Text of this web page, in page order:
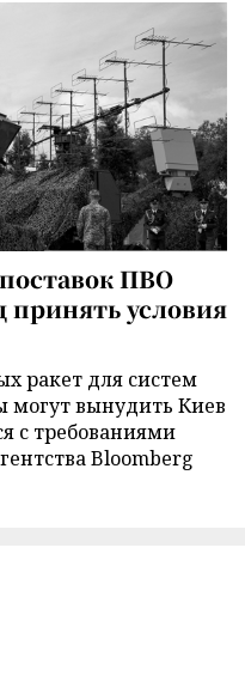
ПВО
принять условия
ракет для систем
могут вынудить Киев
с требованиями
Bloomberg